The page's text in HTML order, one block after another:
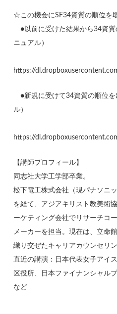
☆この機会にSF34資質の順位を
●以前に受けた結果から34資質
ニュアル）
https://
●新規に受けて34資質の順位を
ル）
https://
【講師プロフィール】
同志社大学工学部卒業。
松下電工株式会社（現パナソニ
を経て、アジアキリスト教美術
ーケティング会社でリサーチコ
メーカーを担当。現在は、立命
織り交ぜたキャリアカウンセリン
直近の講演：日本代表女子アイ
区役所、日本ファイナンシャル
など